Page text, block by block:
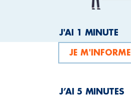
J'AI 1 MINUTE
JE M'INFORME
J’AI 5 MINUTES